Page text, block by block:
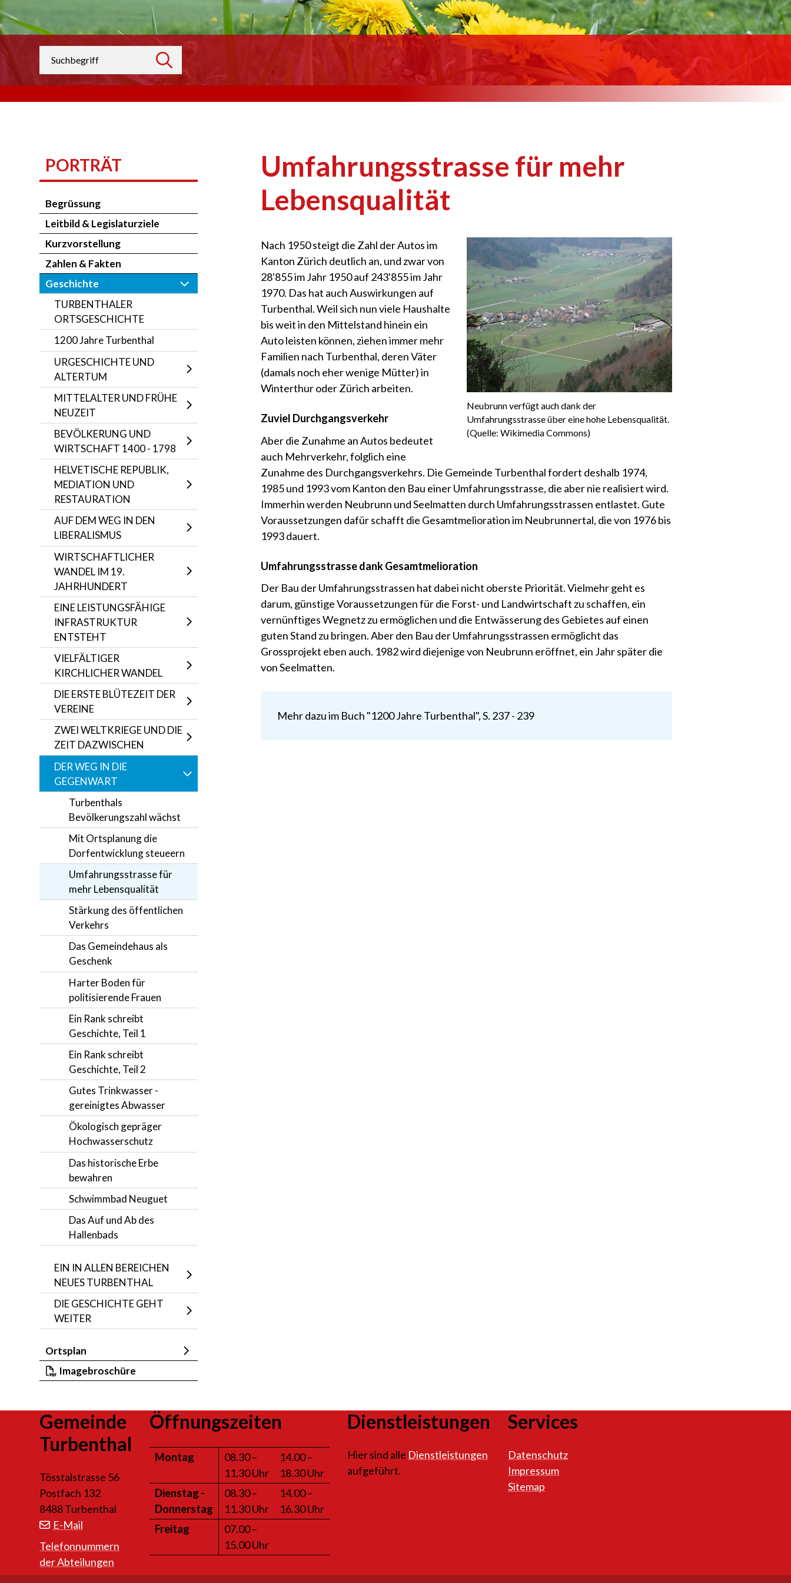
suchen
PORTRÄT
Begrüssung
Leitbild & Legislaturziele
Kurzvorstellung
Zahlen & Fakten
Geschichte
TURBENTHALER
ORTSGESCHICHTE
1200 Jahre Turbenthal
URGESCHICHTE UND
ALTERTUM
MITTELALTER UND FRÜHE
NEUZEIT
BEVÖLKERUNG UND
WIRTSCHAFT 1400 - 1798
HELVETISCHE REPUBLIK,
MEDIATION UND
RESTAURATION
AUF DEM WEG IN DEN
LIBERALISMUS
WIRTSCHAFTLICHER
WANDEL IM 19.
JAHRHUNDERT
EINE LEISTUNGSFÄHIGE
INFRASTRUKTUR
ENTSTEHT
VIELFÄLTIGER
KIRCHLICHER WANDEL
DIE ERSTE BLÜTEZEIT DER
VEREINE
ZWEI WELTKRIEGE UND DIE
ZEIT DAZWISCHEN
DER WEG IN DIE
GEGENWART
Turbenthals
Bevölkerungszahl wächst
Mit Ortsplanung die
Dorfentwicklung steueern
Umfahrungsstrasse für
mehr Lebensqualität
Stärkung des öffentlichen
Verkehrs
Das Gemeindehaus als
Geschenk
Harter Boden für
politisierende Frauen
Ein Rank schreibt
Geschichte, Teil 1
Ein Rank schreibt
Geschichte, Teil 2
Gutes Trinkwasser -
gereinigtes Abwasser
Ökologisch gepräger
Hochwasserschutz
Das historische Erbe
bewahren
Schwimmbad Neuguet
Das Auf und Ab des
Hallenbads
EIN IN ALLEN BEREICHEN
NEUES TURBENTHAL
DIE GESCHICHTE GEHT
WEITER
Ortsplan
Imagebroschüre
Umfahrungsstrasse für mehr
Lebensqualität
Neubrunn verfügt auch dank der
Umfahrungsstrasse über eine hohe Lebensqualität.
(Quelle: Wikimedia Commons)
Nach 1950 steigt die Zahl der Autos im
Kanton Zürich deutlich an, und zwar von
28'855 im Jahr 1950 auf 243'855 im Jahr
1970. Das hat auch Auswirkungen auf
Turbenthal. Weil sich nun viele Haushalte
bis weit in den Mittelstand hinein ein
Auto leisten können, ziehen immer mehr
Familien nach Turbenthal, deren Väter
(damals noch eher wenige Mütter) in
Winterthur oder Zürich arbeiten.
Zuviel Durchgangsverkehr
Aber die Zunahme an Autos bedeutet
auch Mehrverkehr, folglich eine
Zunahme des Durchgangsverkehrs. Die Gemeinde Turbenthal fordert deshalb 1974,
1985 und 1993 vom Kanton den Bau einer Umfahrungsstrasse, die aber nie realisiert wird.
Immerhin werden Neubrunn und Seelmatten durch Umfahrungsstrassen entlastet. Gute
Voraussetzungen dafür schafft die Gesamtmelioration im Neubrunnertal, die von 1976 bis
1993 dauert.
Umfahrungsstrasse dank Gesamtmelioration
Der Bau der Umfahrungsstrassen hat dabei nicht oberste Priorität. Vielmehr geht es
darum, günstige Voraussetzungen für die Forst- und Landwirtschaft zu schaffen, ein
vernünftiges Wegnetz zu ermöglichen und die Entwässerung des Gebietes auf einen
guten Stand zu bringen. Aber den Bau der Umfahrungsstrassen ermöglicht das
Grossprojekt eben auch. 1982 wird diejenige von Neubrunn eröffnet, ein Jahr später die
von Seelmatten.
Mehr dazu im Buch "1200 Jahre Turbenthal", S. 237 - 239
Footer
Gemeinde
Turbenthal
Tösstalstrasse 56
Postfach 132
8488 Turbenthal
E-Mail
Telefonnummern
der Abteilungen
Öffnungszeiten
Montag
08.30 –
11.30 Uhr
14.00 –
18.30 Uhr
Dienstag -
Donnerstag
08.30 –
11.30 Uhr
14.00 –
16.30 Uhr
Freitag
07.00 –
15.00 Uhr
Dienstleistungen
Hier sind alle Dienstleistungen
aufgeführt.
Services
Datenschutz
Impressum
Sitemap